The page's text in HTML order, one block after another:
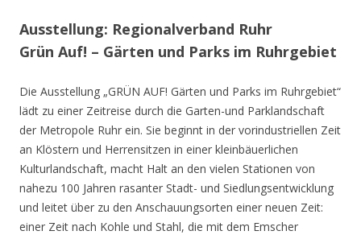
Ausstellung: Regionalverband Ruhr
Grün Auf! – Gärten und Parks im Ruhrgebiet
Die Ausstellung „GRÜN AUF! Gärten und Parks im Ruhrgebiet“
lädt zu einer Zeitreise durch die Garten-und Parklandschaft
der Metropole Ruhr ein. Sie beginnt in der vorindustriellen Zeit
an Klöstern und Herrensitzen in einer kleinbäuerlichen
Kulturlandschaft, macht Halt an den vielen Stationen von
nahezu 100 Jahren rasanter Stadt- und Siedlungsentwicklung
und leitet über zu den Anschauungsorten einer neuen Zeit:
einer Zeit nach Kohle und Stahl, die mit dem Emscher